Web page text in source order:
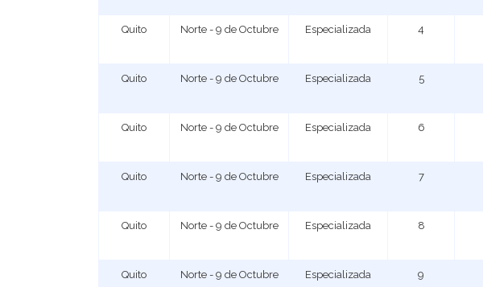
Quito Norte - 9 de Octubre Especializada 4
Quito Norte - 9 de Octubre Especializada 5
Quito Norte - 9 de Octubre Especializada 6
Quito Norte - 9 de Octubre Especializada 7
Quito Norte - 9 de Octubre Especializada 8
Quito Norte - 9 de Octubre Especializada 9